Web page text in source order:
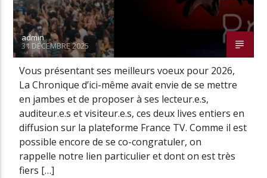
admin
31 DÉCEMBRE 2025
Vous présentant ses meilleurs voeux pour 2026,
La Chronique d’ici-même avait envie de se mettre
en jambes et de proposer à ses lecteur.e.s,
auditeur.e.s et visiteur.e.s, ces deux lives entiers en
diffusion sur la plateforme France TV. Comme il est
possible encore de se co-congratuler, on
rappelle notre lien particulier et dont on est très
fiers […]